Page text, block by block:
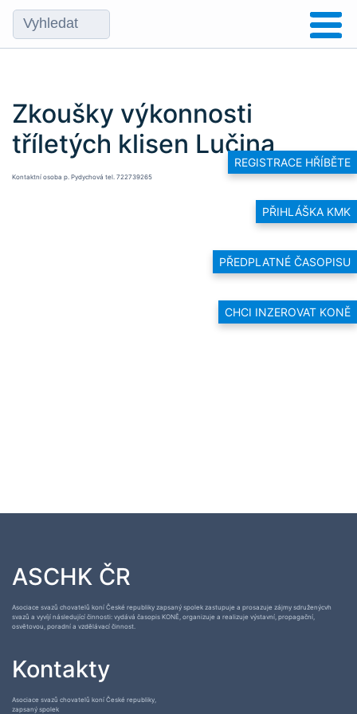
REGISTRACE HŘÍBĚTE
PŘIHLÁŠKA KMK
PŘEDPLATNÉ ČASOPISU
CHCI INZEROVAT KONĚ
Zkoušky výkonnosti
tříletých klisen Lučina
Kontaktní osoba p. Pydychová tel. 722739265
ASCHK ČR
Asociace svazů chovatelů koní České republiky zapsaný spolek zastupuje a prosazuje zájmy sdruženýcvh
svazů a vyvíjí následující činnosti: vydává časopis KONĚ, organizuje a realizuje výstavní, propagační,
osvětovou, poradní a vzdělávací činnost.
Kontakty
Asociace svazů chovatelů koní České republiky,
zapsaný spolek